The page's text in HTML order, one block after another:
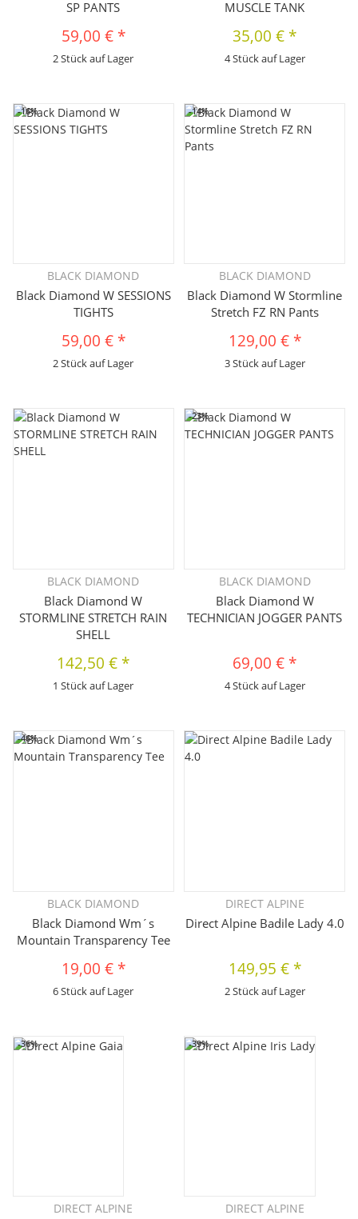
SP PANTS
59,00 € *
2 Stück auf Lager
MUSCLE TANK
35,00 € *
4 Stück auf Lager
-16%
BLACK DIAMOND
Black Diamond W SESSIONS
TIGHTS
59,00 € *
2 Stück auf Lager
-14%
BLACK DIAMOND
Black Diamond W Stormline
Stretch FZ RN Pants
129,00 € *
3 Stück auf Lager
BLACK DIAMOND
Black Diamond W
STORMLINE STRETCH RAIN
SHELL
142,50 € *
1 Stück auf Lager
-23%
BLACK DIAMOND
Black Diamond W
TECHNICIAN JOGGER PANTS
69,00 € *
4 Stück auf Lager
-46%
BLACK DIAMOND
Black Diamond Wm´s
Mountain Transparency Tee
19,00 € *
6 Stück auf Lager
DIRECT ALPINE
Direct Alpine Badile Lady 4.0
149,95 € *
2 Stück auf Lager
-36%
DIRECT ALPINE
-39%
DIRECT ALPINE